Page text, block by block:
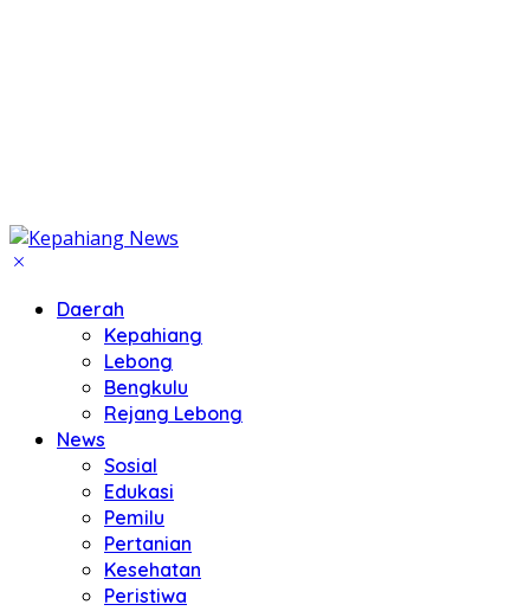
Daerah
Kepahiang
Lebong
Bengkulu
Rejang Lebong
News
Sosial
Edukasi
Pemilu
Pertanian
Kesehatan
Peristiwa